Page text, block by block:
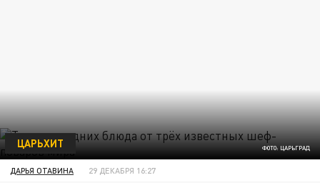
ФОТО: ЦАРЬГРАД
ЦАРЬХИТ
ДАРЬЯ ОТАВИНА 29 ДЕКАБРЯ 16:27